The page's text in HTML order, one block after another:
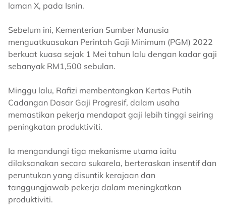
laman X, pada Isnin.
Sebelum ini, Kementerian Sumber Manusia
menguatkuasakan Perintah Gaji Minimum (PGM) 2022
berkuat kuasa sejak 1 Mei tahun lalu dengan kadar gaji
sebanyak RM1,500 sebulan.
Minggu lalu, Rafizi membentangkan Kertas Putih
Cadangan Dasar Gaji Progresif, dalam usaha
memastikan pekerja mendapat gaji lebih tinggi seiring
peningkatan produktiviti.
Ia mengandungi tiga mekanisme utama iaitu
dilaksanakan secara sukarela, berteraskan insentif dan
peruntukan yang disuntik kerajaan dan
tanggungjawab pekerja dalam meningkatkan
produktiviti.